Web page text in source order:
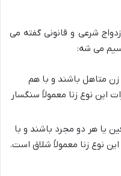
شرعی و قانونی گفته می
می شه:
متاهل باشند و با هم
این نوع زنا معمولاً سنگسار
یا هر دو مجرد باشند و با
نوع زنا معمولاً شلاق است.